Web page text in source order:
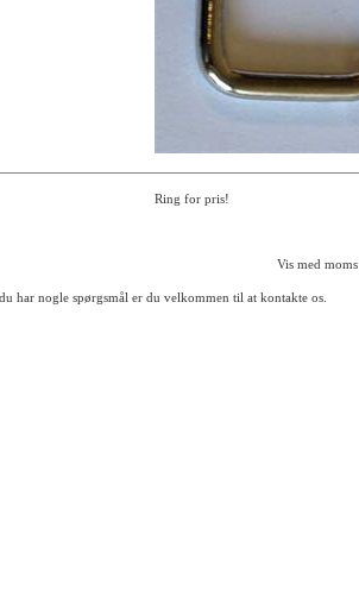
Ring for pris!
Vis med moms
har nogle spørgsmål er du velkommen til at kontakte os.